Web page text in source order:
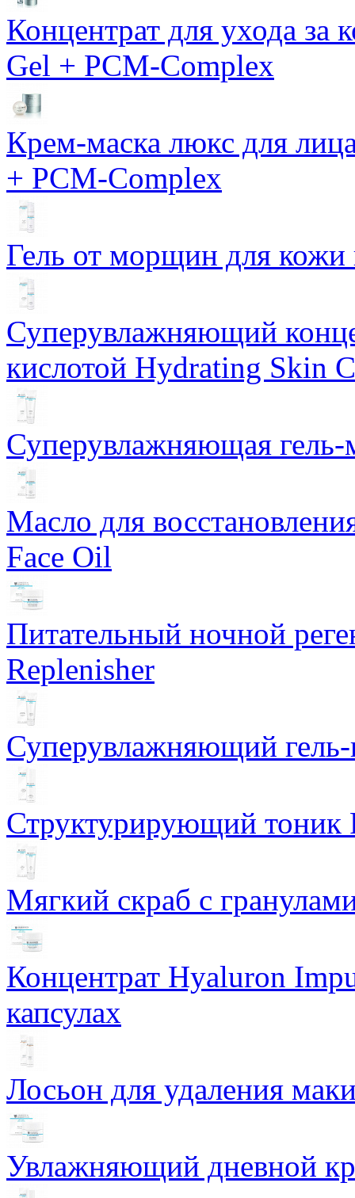
Концентрат для ухода за
Gel + PCM-Complex
Крем-маска люкс для
+ PCM-Complex
Гель от морщин для кожи
Суперувлажняющий
кислотой Hydrating Skin
Суперувлажняющая
Масло для
Face Oil
Питательный ночной
Replenisher
Суперувлажняющий
Структурирующий тоник
Мягкий скраб с
Концентрат Hyaluron
капсулах
Лосьон для удаления
Увлажняющий дневной